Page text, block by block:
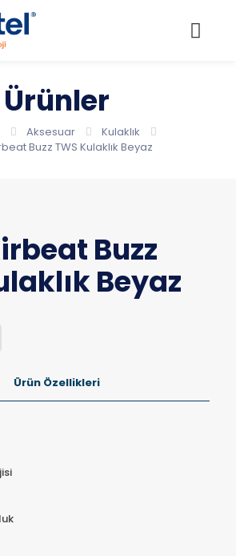
Ürünler
Aksesuar
Kulaklık
Buzz TWS Kulaklık Beyaz
Buzz
Beyaz
Ürün Özellikleri